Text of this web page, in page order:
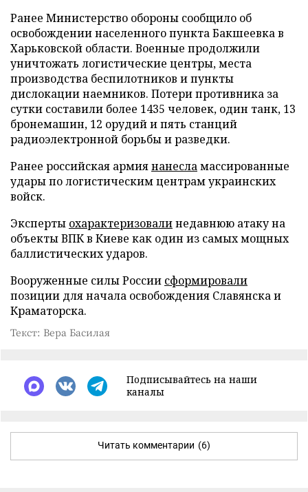
Ранее Министерство обороны сообщило об
освобождении населенного пункта Бакшеевка в
Харьковской области. Военные продолжили
уничтожать логистические центры, места
производства беспилотников и пункты
дислокации наемников. Потери противника за
сутки составили более 1435 человек, один танк, 13
бронемашин, 12 орудий и пять станций
радиоэлектронной борьбы и разведки.
Ранее российская армиянанесламассированные
удары по логистическим центрам украинских
войск.
Эксперты охарактеризовалинедавнюю атаку на
объекты ВПК в Киеве как один из самых мощных
баллистических ударов.
Вооруженные силы России сформировали
позиции для начала освобождения Славянска и
Краматорска.
Текст: Вера Басилая
Подписывайтесь на наши
каналы
Читать комментарии (6)